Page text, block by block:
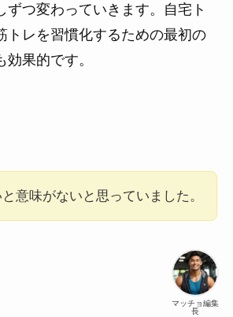
ずつ変わっていきます。自宅ト
トレを習慣化するための最初の
果的です。
意味がないと思っていました。
マッチョ編集
長